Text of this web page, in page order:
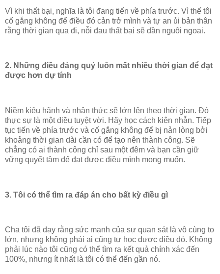
Vì khi thất bại, nghĩa là tôi đang tiến về phía trước. Vì thế tôi
cố gắng không để điều đó cản trở mình và tự an ủi bản thân
rằng thời gian qua đi, nỗi đau thất bại sẽ dần nguôi ngoai.
2. Những điều đáng quý luôn mất nhiều thời gian để đạt
được hơn dự tính
Niềm kiêu hãnh và nhận thức sẽ lớn lên theo thời gian. Đó
thực sự là một điều tuyệt vời. Hãy học cách kiên nhẫn. Tiếp
tục tiến về phía trước và cố gắng không để bị nản lòng bởi
khoảng thời gian dài cần có để tạo nên thành công. Sẽ
chẳng có ai thành công chỉ sau một đêm và bạn cần giữ
vững quyết tâm để đạt được điều mình mong muốn.
3. Tôi có thể tìm ra đáp án cho bất kỳ điều gì
Cha tôi đã dạy rằng sức mạnh của sự quan sát là vô cùng to
lớn, nhưng không phải ai cũng tự học được điều đó. Không
phải lúc nào tôi cũng có thể tìm ra kết quả chính xác đến
100%, nhưng ít nhất là tôi có thể đến gần nó.